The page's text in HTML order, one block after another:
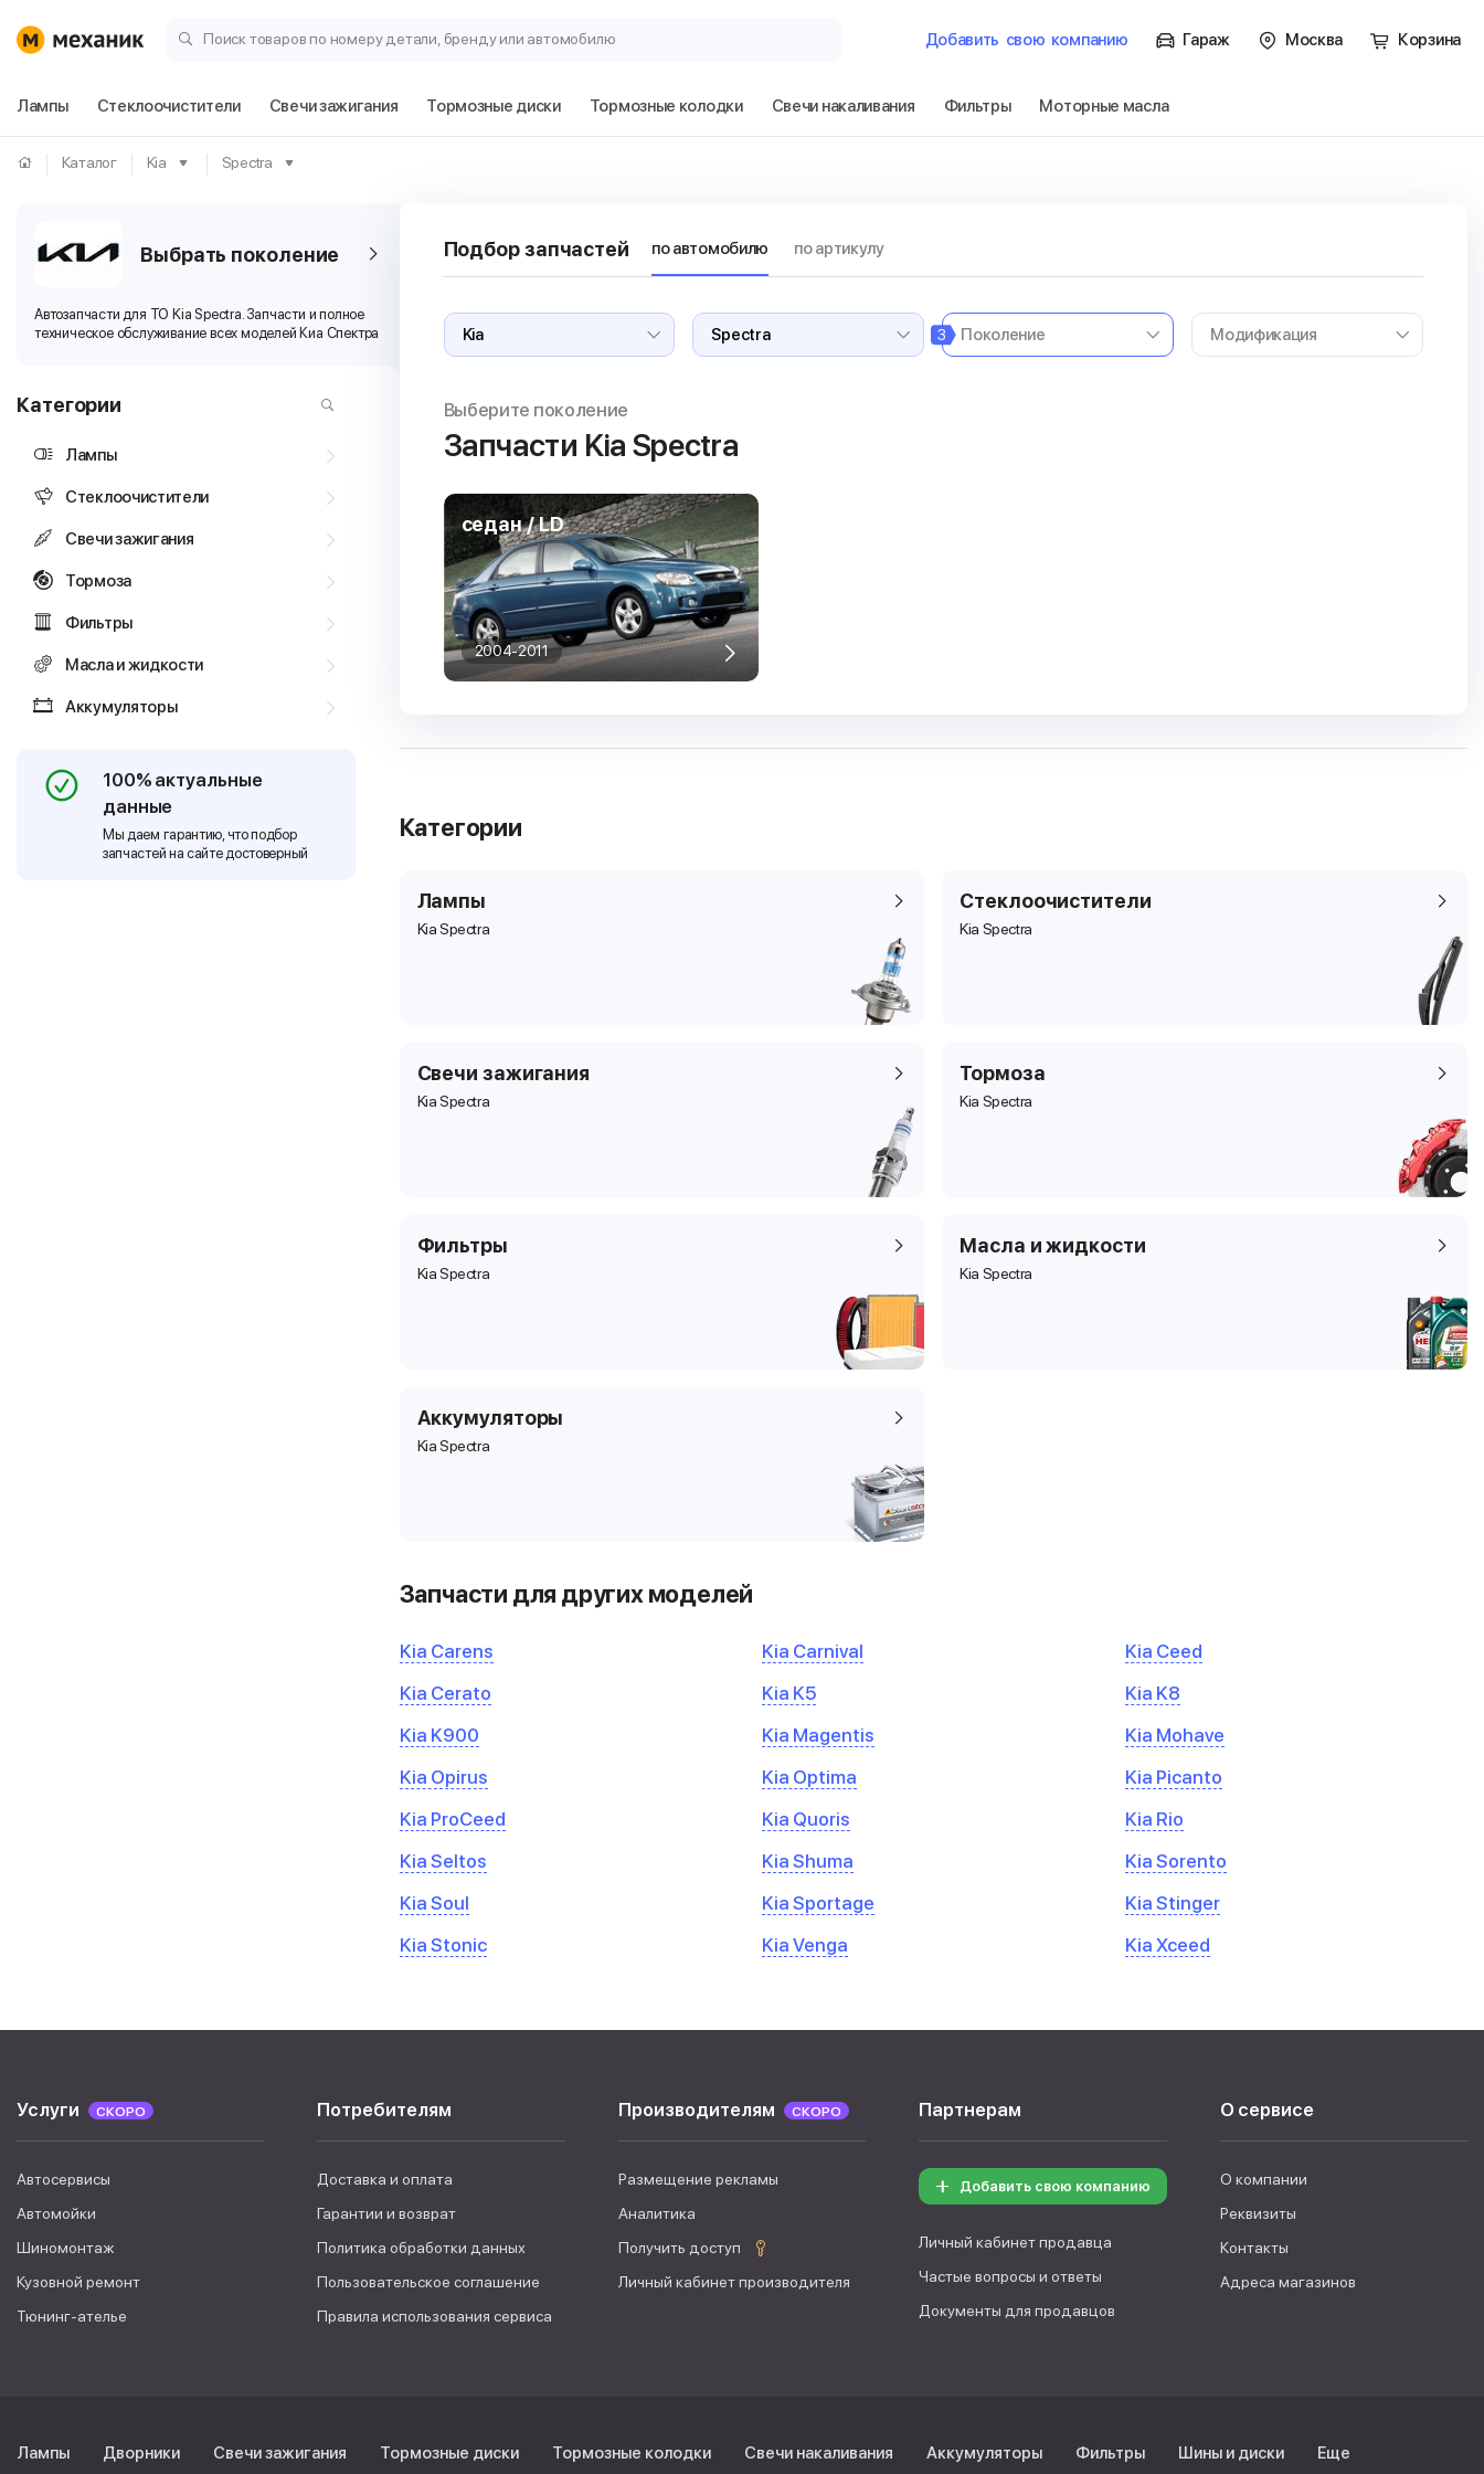
Поиск товаров по номеру детали, бренду или автомобилю Добавить свою компанию Гараж Москва Корзина
Лампы Стеклоочистители Свечи зажигания Тормозные диски Тормозные колодки Свечи накаливания Фильтры Моторные масла
Каталог Kia Spectra
Выбрать поколение
Автозапчасти для ТО Kia Spectra. Запчасти и полное
техническое обслуживание всех моделей Киа Спектра
Категории
Лампы
Стеклоочистители
Свечи зажигания
Тормоза
Фильтры
Масла и жидкости
Аккумуляторы
100% актуальные
данные
Мы даем гарантию, что подбор
запчастей на сайте достоверный
Подбор запчастей по автомобилю по артикулу
3
Выберите поколение
Запчасти Kia Spectra
седан / LD
2004-2011
Категории
Лампы
Kia Spectra
Стеклоочистители
Kia Spectra
Свечи зажигания
Kia Spectra
Тормоза
Kia Spectra
Фильтры
Kia Spectra
Масла и жидкости
Kia Spectra
Аккумуляторы
Kia Spectra
Запчасти для других моделей
Kia Carens Kia Carnival
Kia Ceed
Kia Cerato
Kia K5
Kia K8
Kia K900
Kia Magentis
Kia Mohave
Kia Opirus
Kia Optima
Kia Picanto
Kia ProCeed
Kia Quoris
Kia Rio
Kia Seltos
Kia Shuma
Kia Sorento
Kia Soul
Kia Sportage
Kia Stinger
Kia Stonic
Kia Venga Kia Xceed
Услуги СКОРО
Автосервисы
Автомойки
Шиномонтаж
Кузовной ремонт
Тюнинг-ателье
Потребителям
Доставка и оплата
Гарантии и возврат
Политика обработки данных
Пользовательское соглашение
Правила использования сервиса
Производителям СКОРО
Размещение рекламы
Аналитика
Получить доступ
Личный кабинет производителя
Партнерам
Добавить свою компанию
Личный кабинет продавца
Частые вопросы и ответы
Документы для продавцов
О сервисе
О компании
Реквизиты
Контакты
Адреса магазинов
Лампы Дворники Свечи зажигания Тормозные диски Тормозные колодки Свечи накаливания Аккумуляторы Фильтры Шины и диски Еще